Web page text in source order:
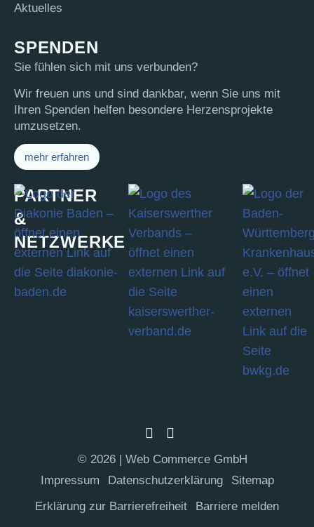
Aktu­el­les
SPENDEN
Sie fühlen sich mit uns verbunden?
Wir freuen uns und sind dankbar, wenn Sie uns mit
Ihren Spenden helfen besondere Herzensprojekte
umzusetzen.
mehr erfahren
PARTNER
&
NETZWERKE
© 2026 | Web Commerce GmbH
Impres­sum
Daten­schutz­er­klä­rung
Site­map
Erklä­rung zur Barrierefreiheit
Bar­rie­re melden